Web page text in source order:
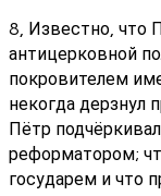
8, Известно, что
антицерковной
покровителем
некогда дерзнул
Пётр
реформатором;
государем и что